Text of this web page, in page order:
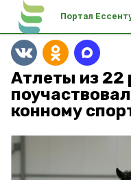
Портал
Атлеты из 22
конному